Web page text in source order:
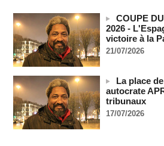
Les Bourses mondiales
records en Europe
06/08/2026 -
Soudan du Sud : Les avocats de
06/08/2026 -
France-Algérie: l'affaire Mehdi Laribi
policière contre le narcotrafic
06/08/2026 -
COUPE
2026 -
victoire à la
21/07/2026
La place
autocrate
tribunaux
17/07/2026